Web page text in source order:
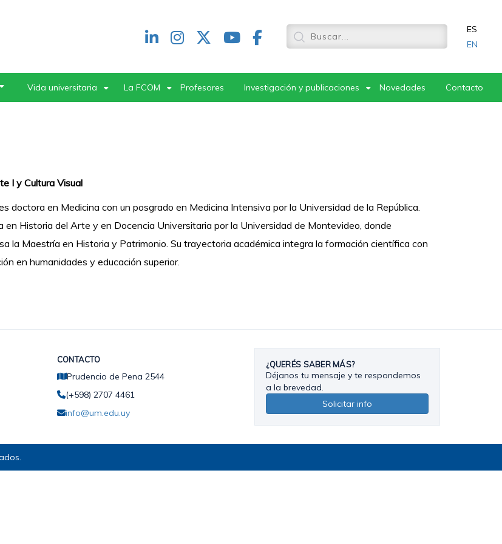
Redes
header
ES
EN
Vida universitaria La FCOM Profesores Investigación y publicaciones Novedades Contacto
I y Cultura Visual
doctora en Medicina con un posgrado en Medicina Intensiva por la Universidad de la República.
en Historia del Arte y en Docencia Universitaria por la Universidad de Montevideo, donde
la Maestría en Historia y Patrimonio. Su trayectoria académica integra la formación científica con
en humanidades y educación superior.
CONTACTO
Prudencio de Pena 2544
(+598) 2707 4461
info@um.edu.uy
¿QUERÉS SABER MÁS?
Déjanos tu mensaje y te respondemos
a la brevedad.
Solicitar info